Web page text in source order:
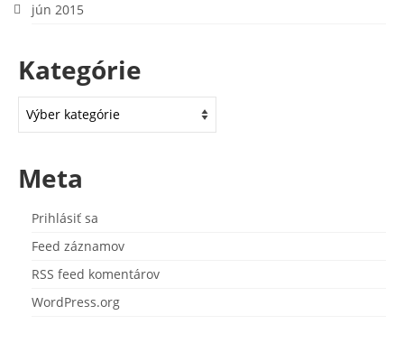
jún 2015
Kategórie
Meta
Prihlásiť sa
Feed záznamov
RSS feed komentárov
WordPress.org